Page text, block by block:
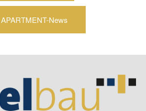
APARTMENT-News